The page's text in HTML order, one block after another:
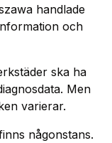
handlade
och
ska ha
Men
varierar.
någonstans.